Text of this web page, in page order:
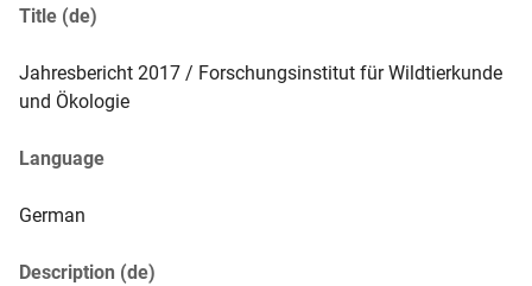
Title (de)
Jahresbericht 2017 / Forschungsinstitut für Wildtierkunde
und Ökologie
Language
German
Description (de)